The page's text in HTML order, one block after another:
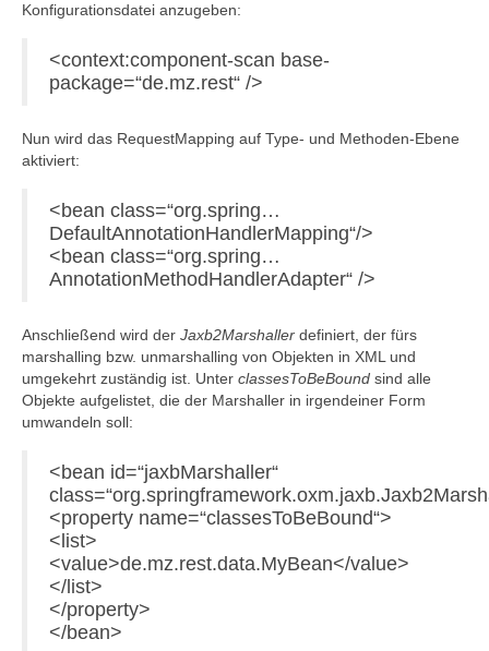
Konfigurationsdatei anzugeben:
<context:component-scan base-
package=“de.mz.rest“ />
Nun wird das RequestMapping auf Type- und Methoden-Ebene
aktiviert:
<bean class=“org.spring…
DefaultAnnotationHandlerMapping“/>
<bean class=“org.spring…
AnnotationMethodHandlerAdapter“ />
Anschließend wird der Jaxb2Marshaller definiert, der fürs
marshalling bzw. unmarshalling von Objekten in XML und
umgekehrt zuständig ist. Unter classesToBeBound sind alle
Objekte aufgelistet, die der Marshaller in irgendeiner Form
umwandeln soll:
<bean id=“jaxbMarshaller“
<property name=“classesToBeBound“>
<list>
<value>de.mz.rest.data.MyBean</value>
</list>
</property>
</bean>